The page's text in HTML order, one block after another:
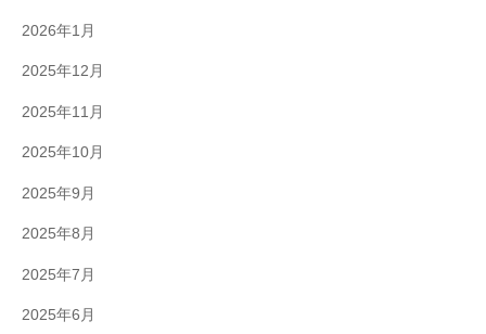
2026年1月
2025年12月
2025年11月
2025年10月
2025年9月
2025年8月
2025年7月
2025年6月